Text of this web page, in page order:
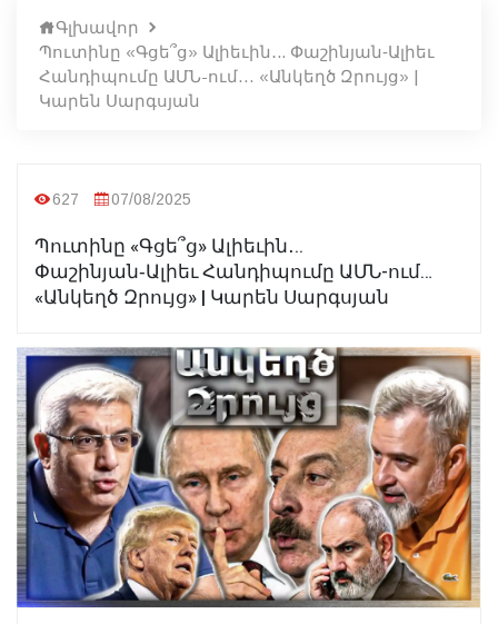
Գլխավոր
Պուտինը «Գցե՞ց» Ալիեւին․.. Փաշինյան‑Ալիեւ
Հանդիպումը ԱՄՆ-ում… «Անկեղծ Զրույց» |
Կարեն Սարգսյան
627 07/08/2025
Պուտինը «Գցե՞ց» Ալիեւին․..
Փաշինյան‑Ալիեւ Հանդիպումը ԱՄՆ-ում…
«Անկեղծ Զրույց» | Կարեն Սարգսյան